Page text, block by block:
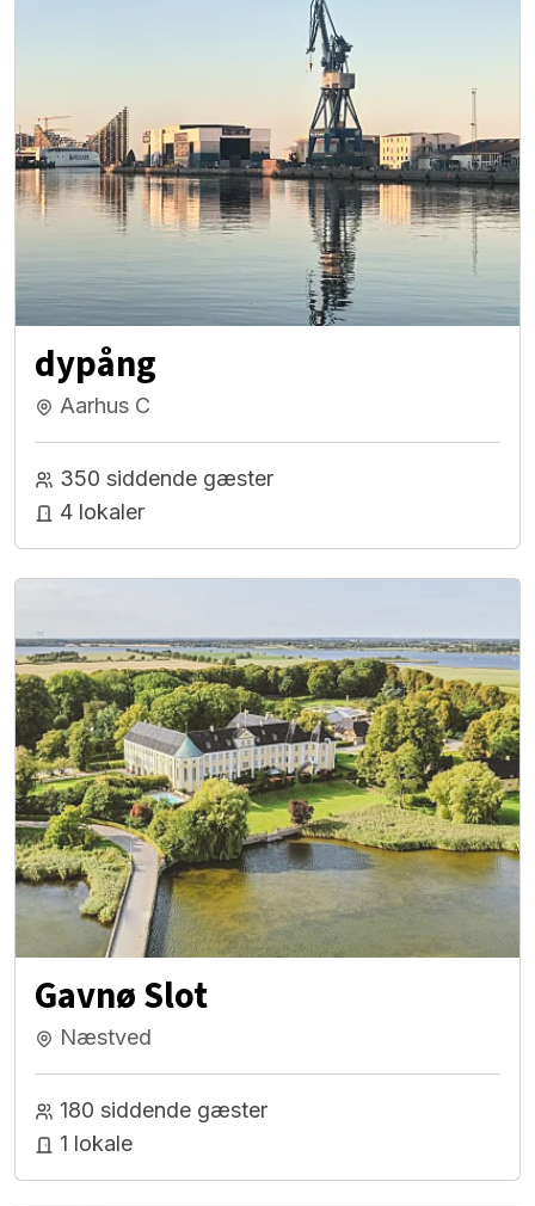
dypång
Aarhus C
350 siddende gæster
4 lokaler
Gavnø Slot
Næstved
180 siddende gæster
1 lokale